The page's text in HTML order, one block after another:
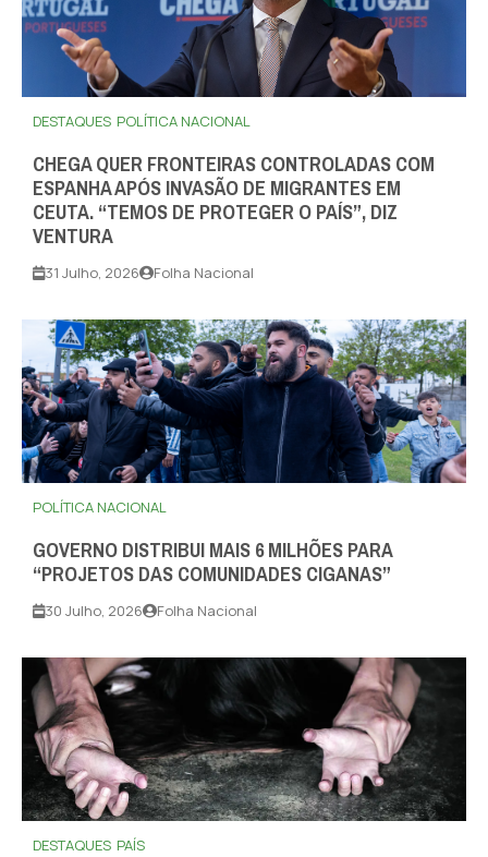
DESTAQUES POLÍTICA NACIONAL
CHEGA QUER FRONTEIRAS CONTROLADAS COM
ESPANHA APÓS INVASÃO DE MIGRANTES EM
CEUTA. “TEMOS DE PROTEGER O PAÍS”, DIZ
VENTURA
31 Julho, 2026 Folha Nacional
POLÍTICA NACIONAL
GOVERNO DISTRIBUI MAIS 6 MILHÕES PARA
“PROJETOS DAS COMUNIDADES CIGANAS”
30 Julho, 2026 Folha Nacional
DESTAQUES PAÍS